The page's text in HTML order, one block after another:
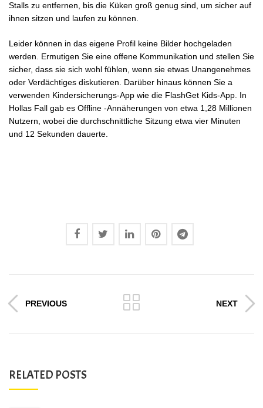
Stalls zu entfernen, bis die Küken groß genug sind, um sicher auf
ihnen sitzen und laufen zu können.
Leider können in das eigene Profil keine Bilder hochgeladen
werden. Ermutigen Sie eine offene Kommunikation und stellen Sie
sicher, dass sie sich wohl fühlen, wenn sie etwas Unangenehmes
oder Verdächtiges diskutieren. Darüber hinaus können Sie a
verwenden Kindersicherungs-App wie die FlashGet Kids-App. In
Hollas Fall gab es Offline -Annäherungen von etwa 1,28 Millionen
Nutzern, wobei die durchschnittliche Sitzung etwa vier Minuten
und 12 Sekunden dauerte.
PREVIOUS NEXT
RELATED POSTS